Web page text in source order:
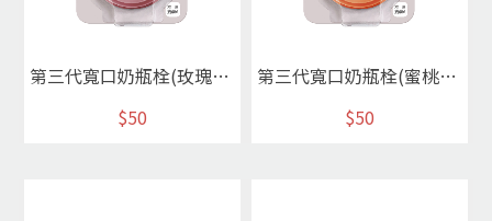
第三代寬口奶瓶栓(玫瑰粉)
$50
第三代寬口奶瓶栓(蜜桃橘)
$50